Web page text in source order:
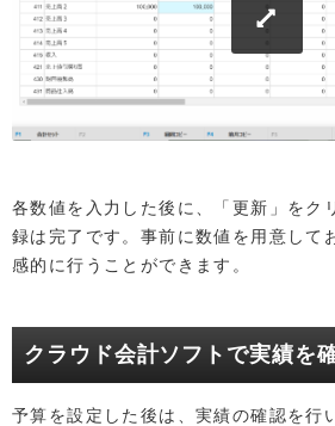
各数値を入力した後に、「更新」をク
録は完了です。事前に数値を用意して
感的に行うことができます。
クラウド会計ソフトで実績を
予算を設定した後は、実績の確認を行